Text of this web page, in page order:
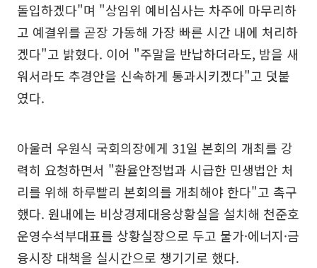
돌입하겠다"며 "상임위 예비심사는 차주에 마무리하
고 예결위를 곧장 가동해 가장 빠른 시간 내에 처리하
겠다"고 밝혔다. 이어 "주말을 반납하더라도, 밤을 새
워서라도 추경안을 신속하게 통과시키겠다"고 덧붙
였다.
아울러 우원식 국회의장에게 31일 본회의 개최를 강
력히 요청하면서 "환율안정법과 시급한 민생법안 처
리를 위해 하루빨리 본회의를 개최해야 한다"고 촉구
했다. 원내에는 비상경제대응상황실을 설치해 천준호
운영수석부대표를 상황실장으로 두고 물가·에너지·금
융시장 대책을 실시간으로 챙기기로 했다.